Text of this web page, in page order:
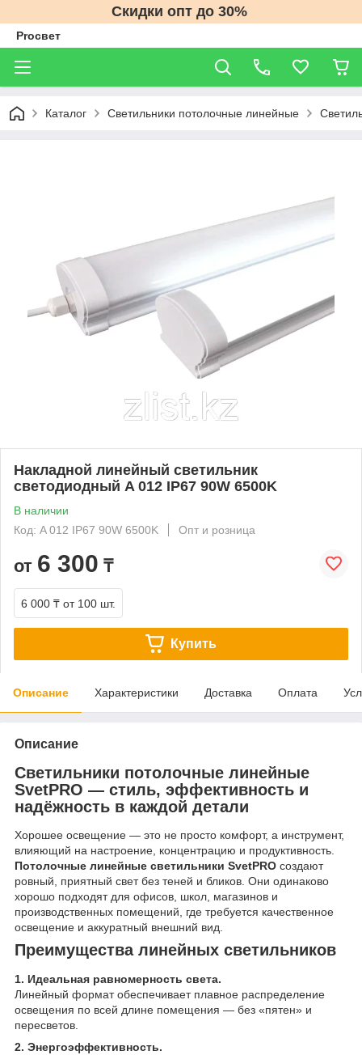
Скидки опт до 30%
Proсвет
Каталог Светильники потолочные линейные
Накладной линейный светильник
светодиодный A 012 IP67 90W 6500K
В наличии
Код: A 012 IP67 90W 6500K
Опт и розница
от 6 300 ₸
6 000 ₸ от 100 шт.
Купить
Описание Характеристики Доставка Оплата
Описание
Светильники потолочные линейные
SvetPRO — стиль, эффективность и
надёжность в каждой детали
Хорошее освещение — это не просто комфорт, а инструмент,
влияющий на настроение, концентрацию и продуктивность.
Потолочные линейные светильники SvetPRO создают
ровный, приятный свет без теней и бликов. Они одинаково
хорошо подходят для офисов, школ, магазинов и
производственных помещений, где требуется качественное
освещение и аккуратный внешний вид.
Преимущества линейных светильников
1. Идеальная равномерность света.
Линейный формат обеспечивает плавное распределение
освещения по всей длине помещения — без «пятен» и
пересветов.
2. Энергоэффективность.